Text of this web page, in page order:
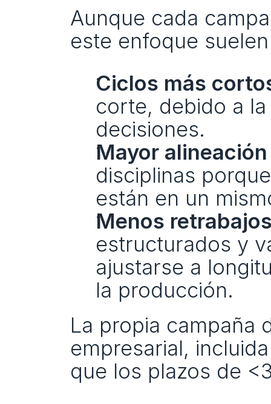
Aunque cada
este enfoque
Ciclos más
corte, debido a
decisiones.
Mayor alineación
disciplinas
están en un
Menos
estructurados y
ajustarse a
la producción.
La propia campaña
empresarial,
que los plazos de